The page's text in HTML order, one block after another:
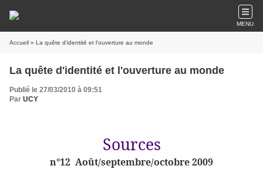
MENU
Accueil » La quête d'identité et l'ouverture au monde
La quête d'identité et l'ouverture au monde
Publié le 27/03/2010 à 09:51
Par UCY
Sources
n°12 Août/septembre/octobre 2009